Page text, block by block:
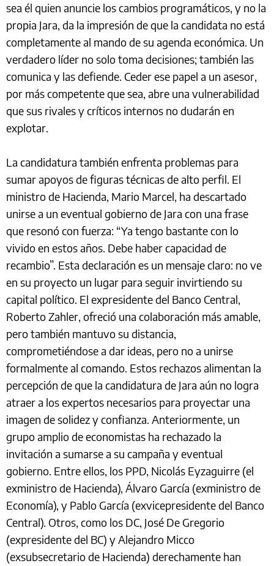
sea él quien anuncie los cambios programáticos, y no la
propia Jara, da la impresión de que la candidata no está
completamente al mando de su agenda económica. Un
verdadero líder no solo toma decisiones; también las
comunica y las defiende. Ceder ese papel a un asesor,
por más competente que sea, abre una vulnerabilidad
que sus rivales y críticos internos no dudarán en
explotar.
La candidatura también enfrenta problemas para
sumar apoyos de figuras técnicas de alto perfil. El
ministro de Hacienda, Mario Marcel, ha descartado
unirse a un eventual gobierno de Jara con una frase
que resonó con fuerza: “Ya tengo bastante con lo
vivido en estos años. Debe haber capacidad de
recambio”. Esta declaración es un mensaje claro: no ve
en su proyecto un lugar para seguir invirtiendo su
capital político. El expresidente del Banco Central,
Roberto Zahler, ofreció una colaboración más amable,
pero también mantuvo su distancia,
comprometiéndose a dar ideas, pero no a unirse
formalmente al comando. Estos rechazos alimentan la
percepción de que la candidatura de Jara aún no logra
atraer a los expertos necesarios para proyectar una
imagen de solidez y confianza. Anteriormente, un
grupo amplio de economistas ha rechazado la
invitación a sumarse a su campaña y eventual
gobierno. Entre ellos, los PPD, Nicolás Eyzaguirre (el
exministro de Hacienda), Álvaro García (exministro de
Economía), y Pablo García (exvicepresidente del Banco
Central). Otros, como los DC, José De Gregorio
(expresidente del BC) y Alejandro Micco
(exsubsecretario de Hacienda) derechamente han